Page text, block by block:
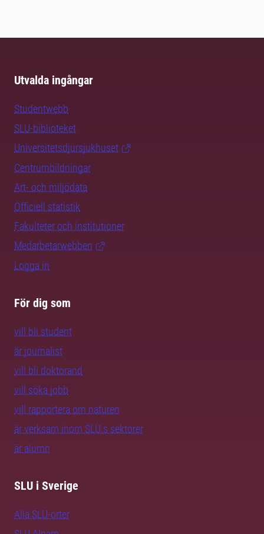
Utvalda ingångar
Studentwebb
SLU-biblioteket
Universitetsdjursjukhuset
Centrumbildningar
Art- och miljödata
Officiell statistik
Fakulteter och institutioner
Medarbetarwebben
Logga in
För dig som
vill bli student
är journalist
vill bli doktorand
vill söka jobb
vill rapportera om naturen
är verksam inom SLU:s sektorer
är alumn
SLU i Sverige
Alla SLU-orter